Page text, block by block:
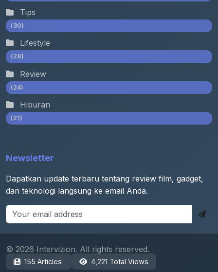
Tips
(30)
Lifestyle
(28)
Review
(24)
Hiburan
(21)
Newsletter
Dapatkan update terbaru tentang review film, gadget,
dan teknologi langsung ke email Anda.
© 2026 Intervizion. All rights reserved.
155 Articles 4,221 Total Views